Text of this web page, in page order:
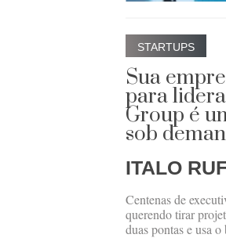
STARTUPS
Sua
para
Group é
sob
ITALO
Centenas de
querendo tirar
duas pontas e usa